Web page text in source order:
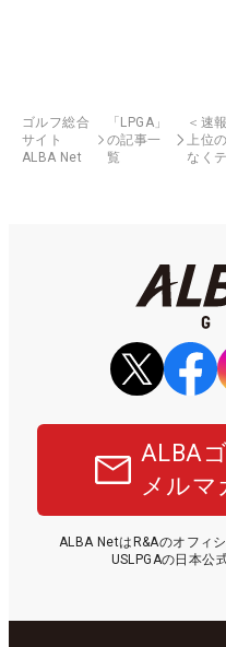
ゴルフ総合
サイト
ALBA Net
「LPGA」
の記事一
覧
＜速
上位
なく
ALBA
メルマ
ALBA NetはR&Aのオフィ
USLPGAの日本公